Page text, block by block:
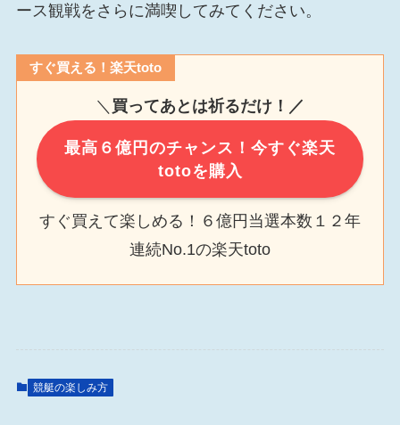
ース観戦をさらに満喫してみてください。
すぐ買える！楽天toto
＼ 買ってあとは祈るだけ！／
最高６億円のチャンス！今すぐ楽天
totoを購入
すぐ買えて楽しめる！６億円当選本数１２年
連続No.1の楽天toto
競艇の楽しみ方